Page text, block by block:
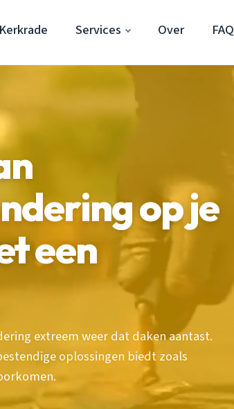
Services Over FAQ
op je
een
extreem weer dat daken aantast.
oplossingen biedt zoals